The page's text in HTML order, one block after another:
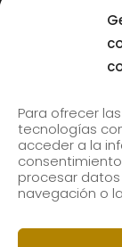
Para ofrecer
tecnologías
acceder a la
procesar
navegación o
Tolliver en el
Subscribe to
email.